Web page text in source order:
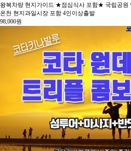
왕복차량 현지가이드 ★점심식사 포함★ 국립공원
온천 현지과일시장 포함 4인이상출발
98,000원